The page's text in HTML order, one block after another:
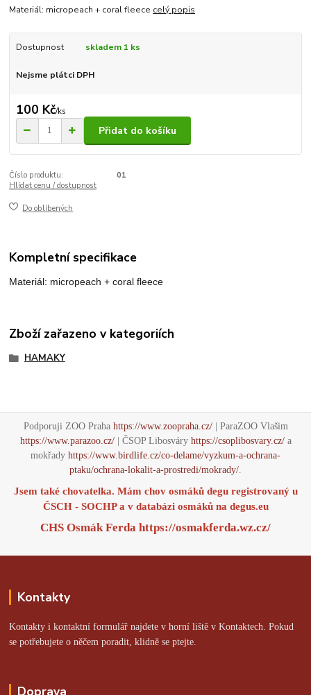
Materiál: micropeach + coral fleece celý popis
Dostupnost skladem 1 ks
Nejsme plátci DPH
100 Kč/ks
Přidat do košíku
Číslo produktu:
01
Hlídat cenu / dostupnost
Do oblíbených
Kompletní specifikace
Materiál: micropeach + coral fleece
Zboží zařazeno v kategoriích
HAMAKY
Podporuji ZOO Praha https://www.zoopraha.cz/| ParaZOO Vlašim
https://www.parazoo.cz/| ČSOP Libosváry https://csoplibosvary.cz/a
mokřady https://www.birdlife.cz/co-delame/vyzkum-a-ochrana-
ptaku/ochrana-lokalit-a-prostredi/mokrady/.
Jsem také chovatelka. Mám chov osmáků degu registrovaný u
ČSCH - SOCHP a v databázi osmáků na degus.eu
CHS Osmák Ferda https://osmakferda.wz.cz/
Kontakty
Kontakty i kontaktní formulář najdete v horní liště v Kontaktech. Pokud
se potřebujete o něčem poradit, klidně se ptejte.